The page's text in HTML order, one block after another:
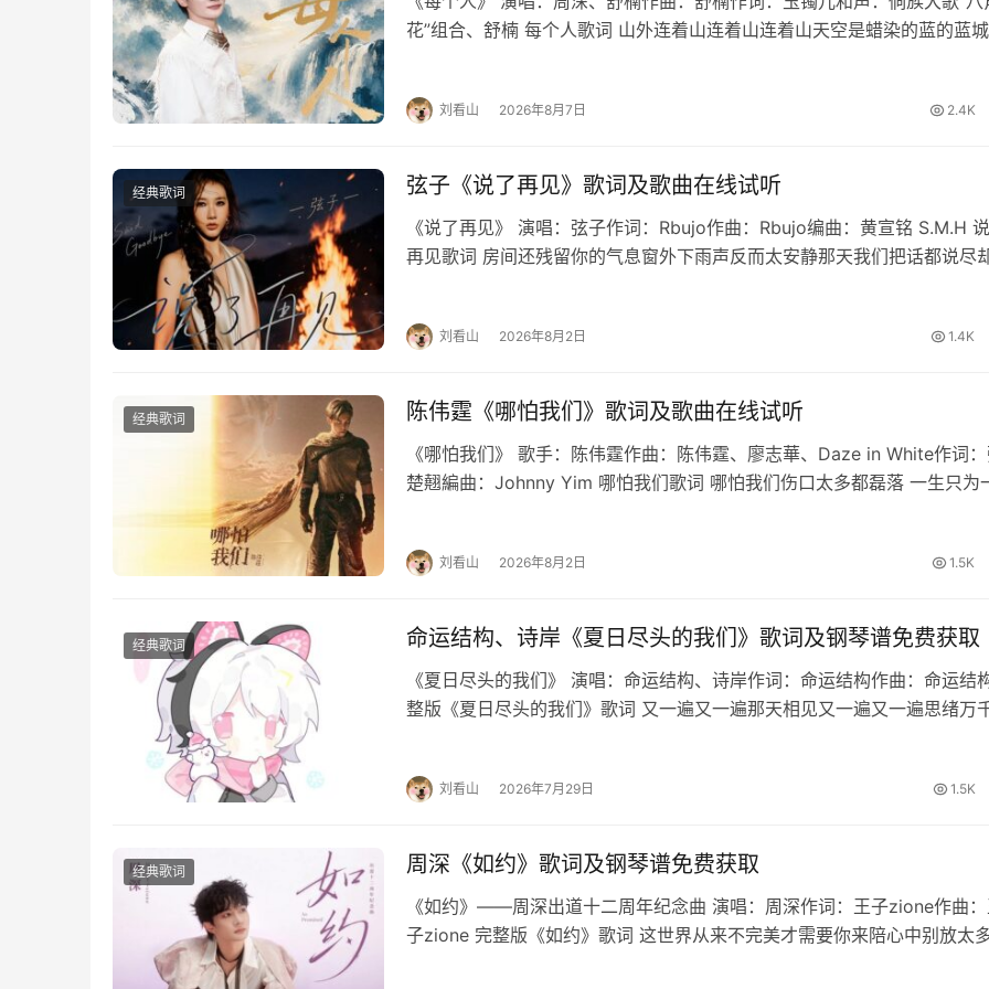
花”组合、舒楠 每个人歌词 山外连着山连着山连着山天空是蜡染的蓝的蓝城
刘看山 2026年8月7日 2.4K
经典歌词 弦子《说了再见》歌词及歌曲在线试听
《说了再见》 演唱：弦子作词：Rbujo作曲：Rbujo编曲：黄宣铭 S.M.H
再见歌词 房间还残留你的气息窗外下雨声反而太安静那天我们把话都说尽
刘看山 2026年8月2日 1.4K
经典歌词 陈伟霆《哪怕我们》歌词及歌曲在线试听
《哪怕我们》 歌手：陈伟霆作曲：陈伟霆、廖志華、Daze in White作词
楚翹編曲：Johnny Yim 哪怕我们歌词 哪怕我们伤口太多都磊落 一生只为
刘看山 2026年8月2日 1.5K
经典歌词 命运结构、诗岸《夏日尽头的我们》歌词及钢琴谱免费获取
《夏日尽头的我们》 演唱：命运结构、诗岸作词：命运结构作曲：命运结
整版《夏日尽头的我们》歌词 又一遍又一遍那天相见又一遍又一遍思绪万
刘看山 2026年7月29日 1.5K
经典歌词 周深《如约》歌词及钢琴谱免费获取
《如约》——周深出道十二周年纪念曲 演唱：周深作词：王子zione作曲
子zione 完整版《如约》歌词 这世界从来不完美才需要你来陪心中别放太